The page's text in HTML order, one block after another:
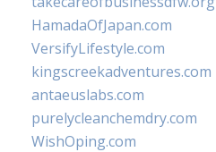
HamadaOfJapan.com
VersifyLifestyle.com
kingscreekadventures.com
antaeuslabs.com
purelycleanchemdry.com
WishOping.com